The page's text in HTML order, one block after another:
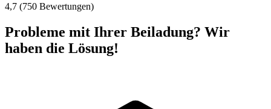
4,7 (750 Bewertungen)
Probleme mit Ihrer Beiladung? Wir
haben die Lösung!